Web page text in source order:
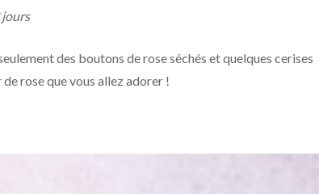
jours
des boutons de rose séchés et quelques cerises
rose que vous allez adorer !